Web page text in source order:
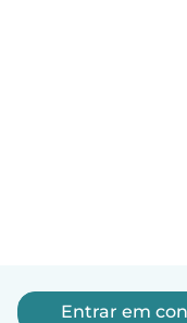
Entrar em